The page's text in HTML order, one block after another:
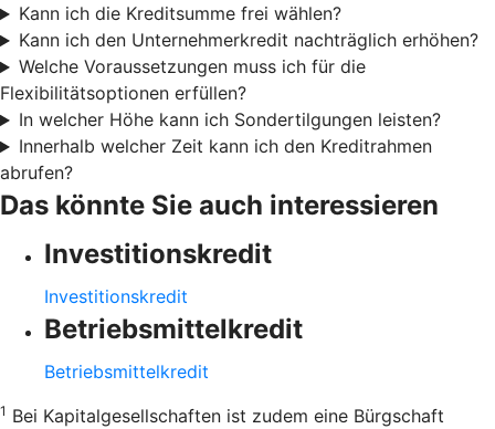
Kann ich die Kreditsumme frei wählen?
Kann ich den Unternehmerkredit nachträglich erhöhen?
Welche Voraussetzungen muss ich für die
Flexibilitätsoptionen erfüllen?
In welcher Höhe kann ich Sondertilgungen leisten?
Innerhalb welcher Zeit kann ich den Kreditrahmen
abrufen?
Das könnte Sie auch interessieren
Investitionskredit
Investitionskredit
Betriebsmittelkredit
Betriebsmittelkredit
1 Bei Kapitalgesellschaften ist zudem eine Bürgschaft